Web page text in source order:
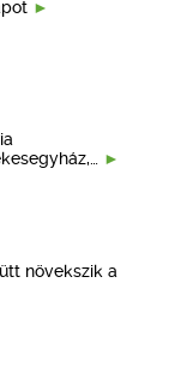
növekszik a